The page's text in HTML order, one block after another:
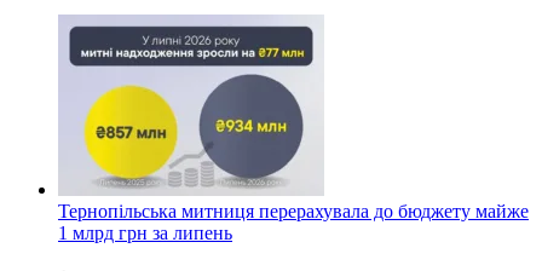
Тернопільська митниця перерахувала до бюджету майже
1 млрд грн за липень